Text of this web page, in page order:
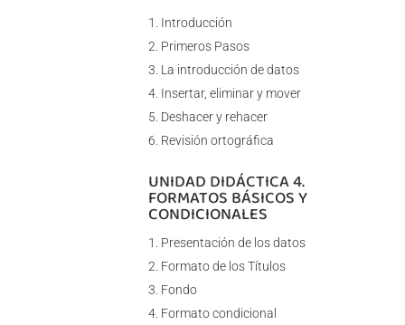
Introducción
Primeros Pasos
La introducción de datos
Insertar, eliminar y mover
Deshacer y rehacer
Revisión ortográfica
UNIDAD DIDÁCTICA 4.
FORMATOS BÁSICOS Y
CONDICIONALES
Presentación de los datos
Formato de los Títulos
Fondo
Formato condicional